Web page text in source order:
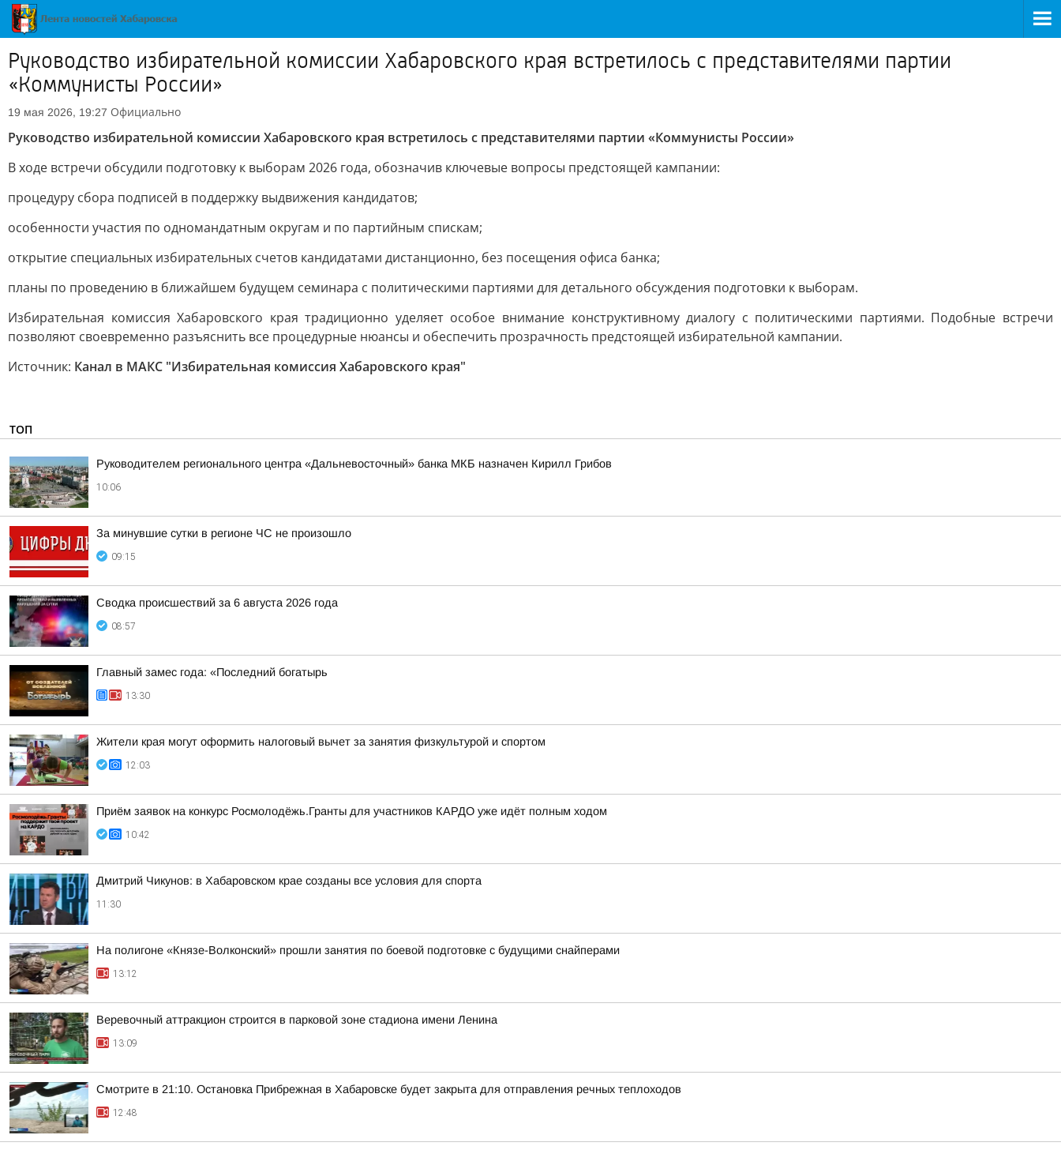
Руководство избирательной комиссии Хабаровского края встретилось с представителями партии
«Коммунисты России»
19 мая 2026, 19:27 Официально
Руководство избирательной комиссии Хабаровского края встретилось с представителями партии «Коммунисты России»
В ходе встречи обсудили подготовку к выборам 2026 года, обозначив ключевые вопросы предстоящей кампании:
процедуру сбора подписей в поддержку выдвижения кандидатов;
особенности участия по одномандатным округам и по партийным спискам;
открытие специальных избирательных счетов кандидатами дистанционно, без посещения офиса банка;
планы по проведению в ближайшем будущем семинара с политическими партиями для детального обсуждения подготовки к выборам.
Избирательная комиссия Хабаровского края традиционно уделяет особое внимание конструктивному диалогу с политическими партиями. Подобные встречи
позволяют своевременно разъяснить все процедурные нюансы и обеспечить прозрачность предстоящей избирательной кампании.
Источник: Канал в МАКС "Избирательная комиссия Хабаровского края"
ТОП
Руководителем регионального центра «Дальневосточный» банка МКБ назначен Кирилл Грибов
10:06
За минувшие сутки в регионе ЧС не произошло
09:15
Сводка происшествий за 6 августа 2026 года
08:57
Главный замес года: «Последний богатырь
13:30
Жители края могут оформить налоговый вычет за занятия физкультурой и спортом
12:03
Приём заявок на конкурс Росмолодёжь.Гранты для участников КАРДО уже идёт полным ходом
10:42
Дмитрий Чикунов: в Хабаровском крае созданы все условия для спорта
11:30
На полигоне «Князе-Волконский» прошли занятия по боевой подготовке с будущими снайперами
13:12
Веревочный аттракцион строится в парковой зоне стадиона имени Ленина
13:09
Смотрите в 21:10. Остановка Прибрежная в Хабаровске будет закрыта для отправления речных теплоходов
12:48